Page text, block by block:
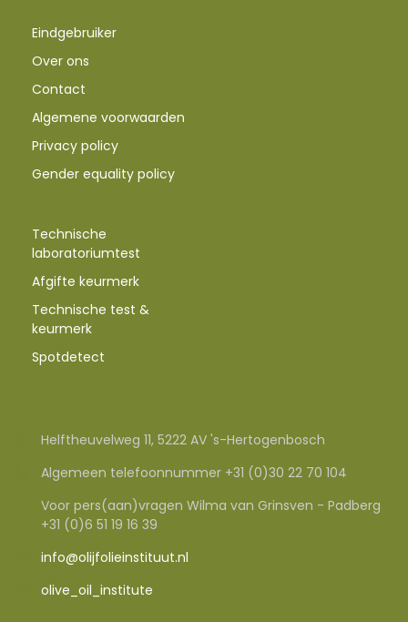
Eindgebruiker
Over ons
Contact
Algemene voorwaarden
Privacy policy
Gender equality policy
Technische
laboratoriumtest
Afgifte keurmerk
Technische test &
keurmerk
Spotdetect
Helftheuvelweg 11, 5222 AV 's-Hertogenbosch
Algemeen telefoonnummer +31 (0)30 22 70 104
Voor pers(aan)vragen Wilma van Grinsven - Padberg
+31 (0)6 51 19 16 39
info@olijfolieinstituut.nl
olive_oil_institute